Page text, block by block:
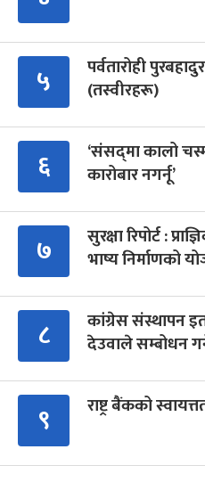
५
पर्वतारोही
(तस्वीरहरू)
६
‘संसद्‍मा कालो
कारोबार नगर्नू’
७
सुरक्षा रिपोर्ट :
भाष्य निर्माणको
८
कांग्रेस संस्थापन
देउवाले सम्बोधन
९ राष्ट्र बैंकको